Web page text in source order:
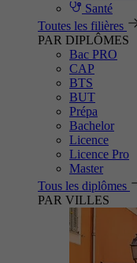
Santé
Toutes les filières
PAR DIPLÔMES
Bac PRO
CAP
BTS
BUT
Prépa
Bachelor
Licence
Licence Pro
Master
Tous les diplômes
PAR VILLES